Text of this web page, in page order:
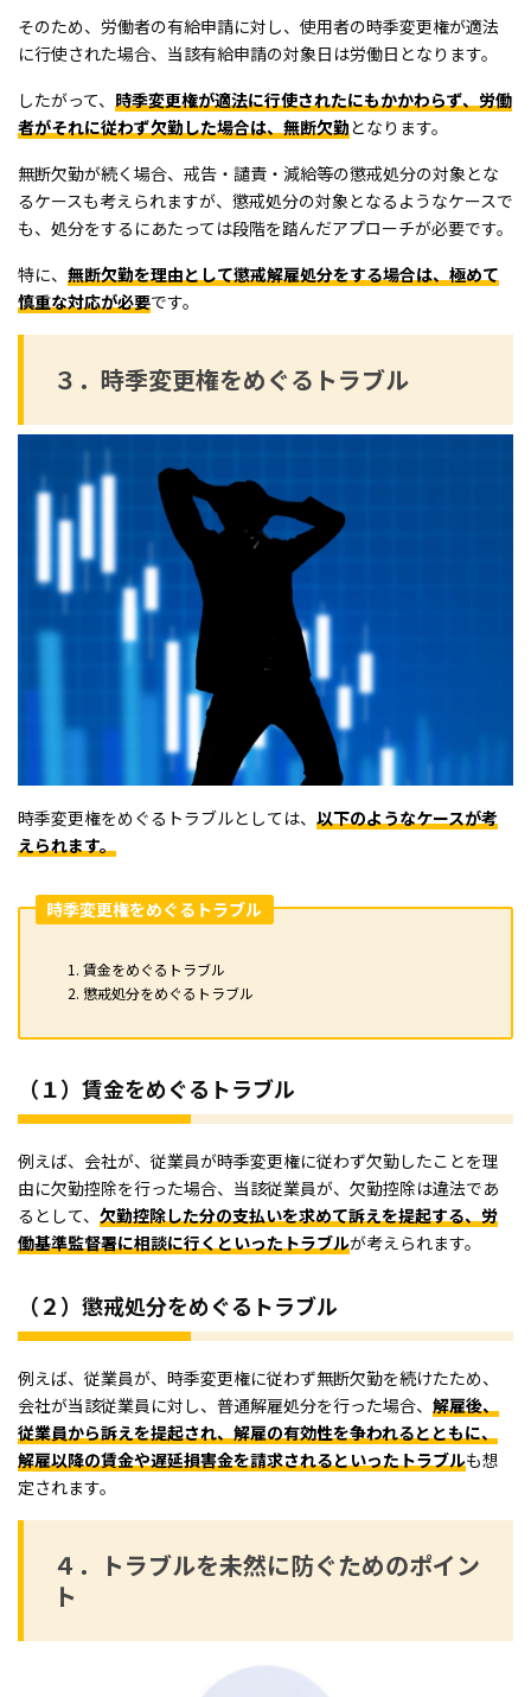
そのため、労働者の有給申請に対し、使用者の時季変更権が適法
に行使された場合、当該有給申請の対象日は労働日となります。
したがって、 時季変更権が適法に行使されたにもかかわらず、労働
者がそれに従わず欠勤した場合は、無断欠勤となります。
無断欠勤が続く場合、戒告・譴責・減給等の懲戒処分の対象とな
るケースも考えられますが、懲戒処分の対象となるようなケースで
も、処分をするにあたっては段階を踏んだアプローチが必要です。
特に、 無断欠勤を理由として懲戒解雇処分をする場合は、極めて
慎重な対応が必要です。
３．時季変更権をめぐるトラブル
時季変更権をめぐるトラブルとしては、 以下のようなケースが考
えられます。
時季変更権をめぐるトラブル
賃金をめぐるトラブル
懲戒処分をめぐるトラブル
（１）賃金をめぐるトラブル
例えば、会社が、従業員が時季変更権に従わず欠勤したことを理
由に欠勤控除を行った場合、当該従業員が、欠勤控除は違法であ
るとして、 欠勤控除した分の支払いを求めて訴えを提起する、労
働基準監督署に相談に行くといったトラブルが考えられます。
（２）懲戒処分をめぐるトラブル
例えば、従業員が、時季変更権に従わず無断欠勤を続けたため、
会社が当該従業員に対し、普通解雇処分を行った場合、 解雇後、
従業員から訴えを提起され、解雇の有効性を争われるとともに、
解雇以降の賃金や遅延損害金を請求されるといったトラブルも想
定されます。
４．トラブルを未然に防ぐためのポイン
ト